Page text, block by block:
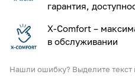
гарантия,
X-Comfort –
в обслуживании
Нашли ошибку? Выделите текст